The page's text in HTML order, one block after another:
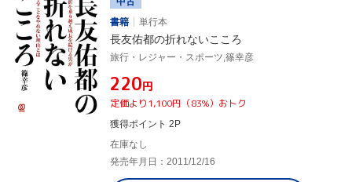
書籍
単行本
長友佑都の折れないこころ
旅行・レジャー・スポーツ,篠幸彦
¥220円
定価より1,100円（83%）おトク
獲得ポイント 2P
在庫なし
発売年月日：2011/12/16